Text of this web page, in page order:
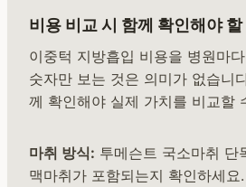
비용 비교 시 함께 확인해야
이중턱 지방흡입 비용을 병원마
숫자만 보는 것은 의미가 없습니
께 확인해야 실제 가치를 비교할
마취 방식: 투메슨트 국소마취 단
맥마취가 포함되는지 확인하세요